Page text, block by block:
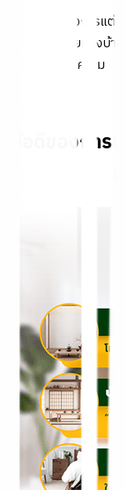
ข้อดีของการแ
9 ไอเดียแต่ง
สรุปบทความ
ข้อดีของกา